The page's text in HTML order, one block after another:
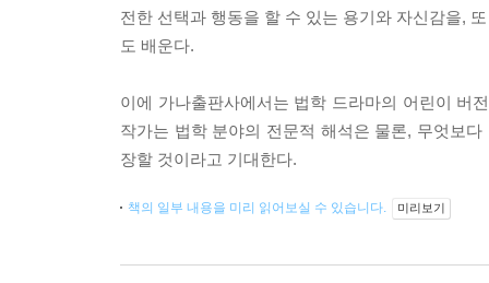
전한 선택과 행동을 할 수 있는 용기와 자신감을,
도 배운다.
이에 가나출판사에서는 법학 드라마의 어린이 버
작가는 법학 분야의 전문적 해석은 물론, 무엇보
장할 것이라고 기대한다.
책의 일부 내용을 미리 읽어보실 수 있습니다. 미리보기